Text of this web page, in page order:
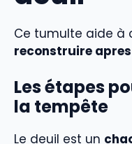
Ce tumulte aide à
reconstruire
Les étapes
la tempête
Le deuil est un